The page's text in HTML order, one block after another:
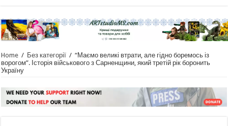
Home / Без категорії / “Маємо великі втрати, але гідно боремось із
ворогом”. Історія військового з Сарненщини, який третій рік боронить
Україну